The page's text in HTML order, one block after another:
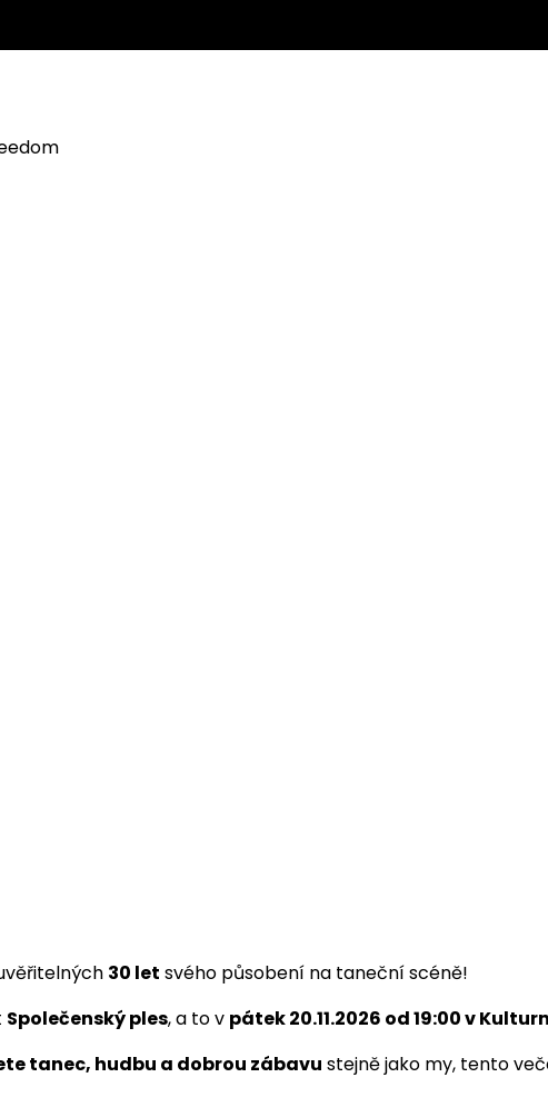
30 let svého působení na taneční scéně!
Společenský ples, a to v pátek 20.11.2026 od 19:00 v
tanec, hudbu a dobrou zábavu stejně jako my, tento